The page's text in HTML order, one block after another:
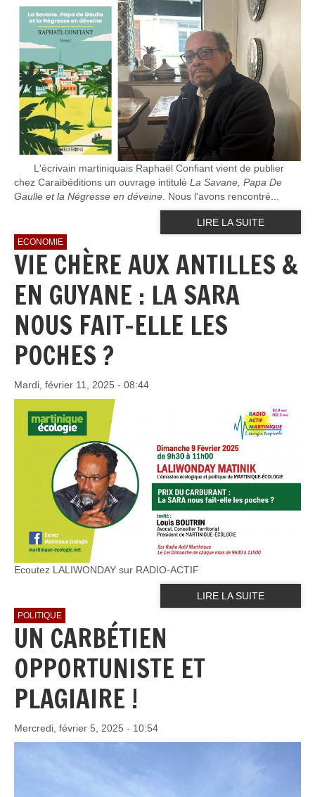
L'écrivain martiniquais Raphaël Confiant vient de publier
chez Caraibéditions un ouvrage intitulé La Savane, Papa De
Gaulle et la Négresse en déveine. Nous l'avons rencontré...
LIRE LA SUITE
ECONOMIE
VIE CHÈRE AUX ANTILLES &
EN GUYANE : LA SARA
NOUS FAIT-ELLE LES
POCHES ?
Mardi, février 11, 2025 - 08:44
Ecoutez LALIWONDAY sur RADIO-ACTIF
LIRE LA SUITE
POLITIQUE
UN CARBÉTIEN
OPPORTUNISTE ET
PLAGIAIRE !
Mercredi, février 5, 2025 - 10:54